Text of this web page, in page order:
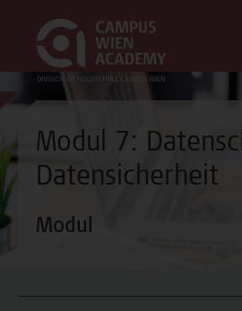
Modul 7:
Datensicherheit
Modul